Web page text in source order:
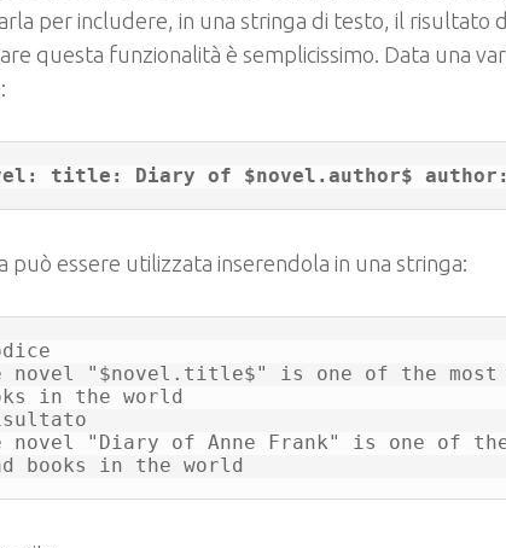
per includere, in una stringa di testo, il risultato
questa funzionalità è semplicissimo. Data una
può essere utilizzata inserendola in una stringa:
novel "$novel.title$" is one of the most
in the world
novel "Diary of Anne Frank" is one of
books in the world